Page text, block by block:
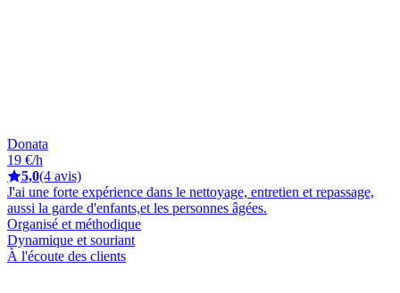
Donata
19 €/h
5,0(4 avis)
J'ai une forte expérience dans le nettoyage, entretien et repassage,
aussi la garde d'enfants,et les personnes âgées.
Organisé et méthodique
Dynamique et souriant
À l'écoute des clients